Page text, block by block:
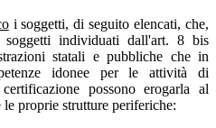
i soggetti, di seguito elencati, che,
soggetti individuati dall'art. 8 bis
statali e pubbliche che in
idonee per le attività di
possono erogarla al
proprie strutture periferiche: